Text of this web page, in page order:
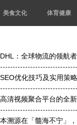
美食文化 体育健康
：全球物流的领航
优化技巧及实用策
清视频聚合平台的全
溯源在「髓海不宁」